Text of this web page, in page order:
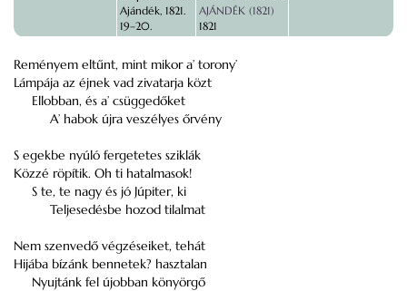
Ajándék, 1821.
19–20.
AJÁNDÉK (1821)
1821
Reményem eltűnt, mint mikor a’ torony’
Lámpája az éjnek vad zivatarja közt
Ellobban, és a’ csüggedőket
A’ habok újra veszélyes őrvény
S egekbe nyúló fergetetes sziklák
Közzé röpítik. Oh ti hatalmasok!
S te, te nagy és jó Júpiter, ki
Teljesedésbe hozod tilalmat
Nem szenvedő végzéseiket, tehát
Hijába bízánk bennetek? hasztalan
Nyujtánk fel újobban könyörgő